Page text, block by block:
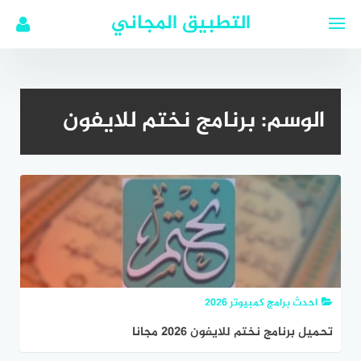
التطبيق المجاني
الوسم:برنامج نختم للايفون
احدث برامج كمبيوتر 2026
تحميل برنامج نختم للايفون 2026 مجانا